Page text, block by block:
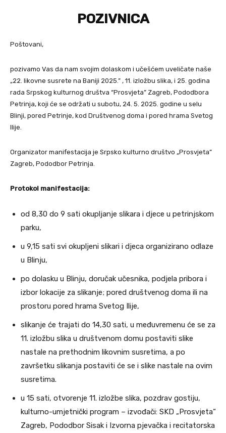
POZIVNICA
Poštovani,
pozivamo Vas da nam svojim dolaskom i učešćem uveličate naše
„22. likovne susrete na Baniji 2025.” , 11. izložbu slika, i 25. godina
rada Srpskog kulturnog društva “Prosvjeta” Zagreb, Pododbora
Petrinja, koji će se održati u subotu, 24. 5. 2025. godine u selu
Blinji, pored Petrinje, kod Društvenog doma i pored hrama Svetog
Ilije.
Organizator manifestacija je Srpsko kulturno društvo „Prosvjeta”
Zagreb, Pododbor Petrinja.
Protokol manifestacija:
od 8,30 do 9 sati okupljanje slikara i djece u petrinjskom
parku,
u 9,15 sati svi okupljeni slikari i djeca organizirano odlaze
u Blinju,
po dolasku u Blinju, doručak učesnika, podjela pribora i
izbor lokacije za slikanje; pored društvenog doma ili na
prostoru pored hrama Svetog Ilije,
slikanje će trajati do 14,30 sati, u međuvremenu će se za
11. izložbu slika u društvenom domu postaviti slike
nastale na prethodnim likovnim susretima, a po
završetku slikanja postaviti će se i slike nastale na ovim
susretima.
u 15 sati, otvorenje 11. izložbe slika, pozdrav gostiju,
kulturno-umjetnički program – izvođači: SKD „Prosvjeta“
Zagreb, Pododbor Sisak i Izvorna pjevačka i recitatorska